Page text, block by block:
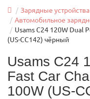
Зарядные устройства
Автомобильное
Usams C24 120W Dual
(US-CC142) чёрный
Usams C24
Fast Car
100W (US-